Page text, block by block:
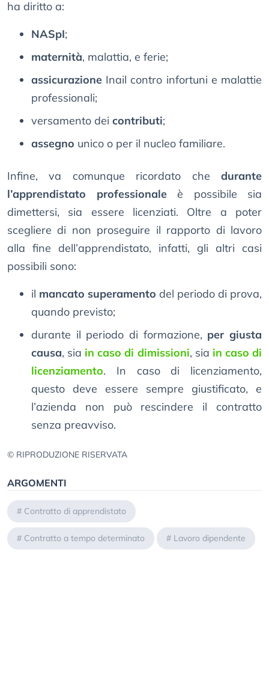
ha diritto a:
NASpI;
maternità, malattia, e ferie;
assicurazione Inail contro infortuni e malattie
professionali;
versamento dei contributi;
assegno unico o per il nucleo familiare.
Infine, va comunque ricordato che durante
l’apprendistato professionaleè possibile sia
dimettersi, sia essere licenziati. Oltre a poter
scegliere di non proseguire il rapporto di lavoro
alla fine dell’apprendistato, infatti, gli altri casi
possibili sono:
il mancato superamento del periodo di prova,
quando previsto;
durante il periodo di formazione, per giusta
causa, sia in caso di dimissioni, sia in caso di
licenziamento. In caso di licenziamento,
questo deve essere sempre giustificato, e
l’azienda non può rescindere il contratto
senza preavviso.
© RIPRODUZIONE RISERVATA
ARGOMENTI
# Contratto di apprendistato
# Contratto a tempo determinato # Lavoro dipendente